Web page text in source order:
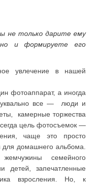
не только дарите ему
и формируете его
увлечение в нашей
фотоаппарат, а иногда
все — люди и
камерные торжества
цель фотосъемок —
чаще это просто
домашнего альбома.
семейного
детей, запечатленные
взросления. Но, к